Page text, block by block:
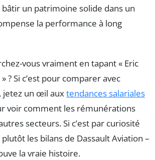
un patrimoine solide dans un
la performance à long
vous vraiment en tapant « Eric
? Si c’est pour comparer avec
jetez un œil auxtendances salariales
voir comment les rémunérations
secteurs. Si c’est par curiosité
les bilans de Dassault Aviation –
la vraie histoire.